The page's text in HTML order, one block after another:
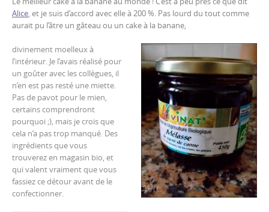
Alice, et je suis d’accord avec elle à 200 %. Pas lourd du tout comme
aurait pu l’âtre un gâteau ou un cake à la banane,
divinement moelleux à
l’intérieur. Je l’avais réalisé pour
un goûter avec les collègues, il
n’en est pas resté une miette.
Pas de pavot pour le mien,
certains comprendront
pourquoi ;), mais je crois que
cela n’a pas trop manqué. Des
ingrédients que vous
trouverez en magasin bio, et
qui valent vraiment que vous
fassiez ce détour avant de le
confectionner.